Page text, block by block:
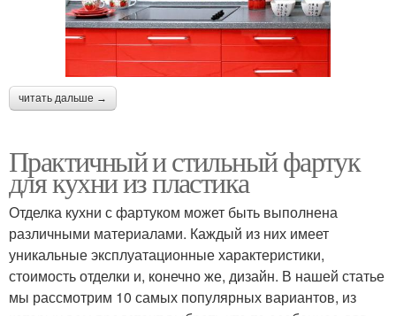
Тканевые фартуки Фартук по сравнению
Фартук из натурального
камня
Камень для фартука
читать дальше →
Практичный и стильный фартук
для кухни из пластика
Отделка кухни с фартуком может быть выполнена
различными материалами. Каждый из них имеет
уникальные эксплуатационные характеристики,
стоимость отделки и, конечно же, дизайн. В нашей статье
мы рассмотрим 10 самых популярных вариантов, из